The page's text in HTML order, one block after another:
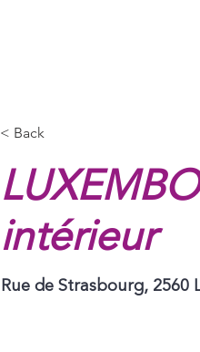
< Back
intérieur
Rue de Strasbourg, 2560